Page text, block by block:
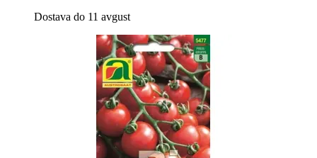
Dostava do 11 avgust